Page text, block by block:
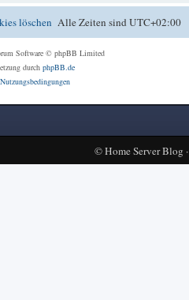
Alle Zeiten sindUTC+02:00
löschen
Software © phpBB Limited
durch phpBB.de
Nutzungsbedingungen
©Home Server Blog